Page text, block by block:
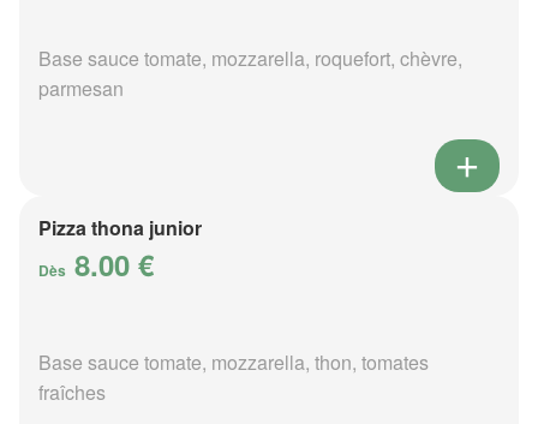
Base sauce tomate, mozzarella, roquefort, chèvre,
parmesan
Pizza thona junior
Dès 8.00 €
Base sauce tomate, mozzarella, thon, tomates
fraîches